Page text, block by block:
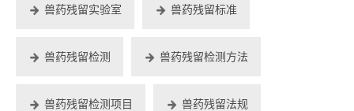
兽药残留实验室 兽药残留标准
兽药残留检测 兽药残留检测方法
兽药残留检测项目 兽药残留法规